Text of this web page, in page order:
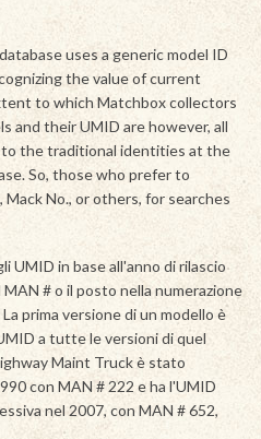
uses a generic model ID
the value of current
to which Matchbox collectors
and their UMID are however, all
the traditional identities at the
So, those who prefer to
No., or others, for searches
UMID in base all'anno di rilascio
# o il posto nella numerazione
prima versione di un modello è
a tutte le versioni di quel
Maint Truck è stato
con MAN # 222 e ha l'UMID
nel 2007, con MAN # 652,